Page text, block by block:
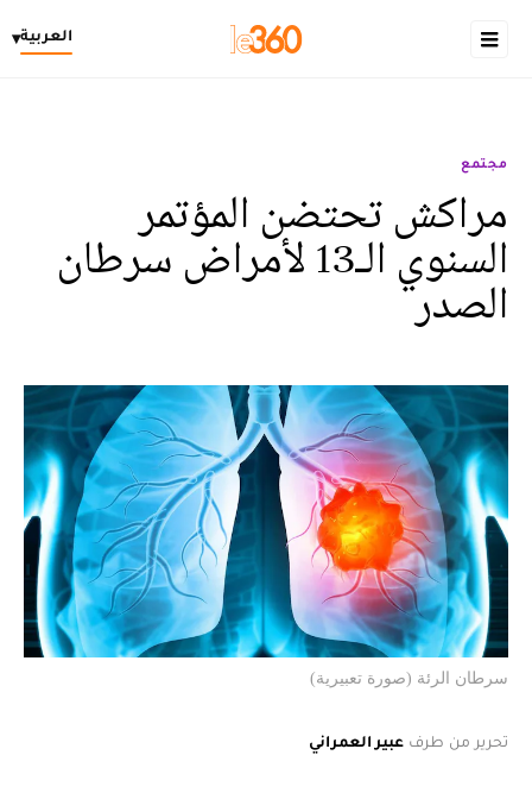
العربية▾
مجتمع
مراكش تحتضن المؤتمر
السنوي الـ13 لأمراض سرطان
الصدر
سرطان الرئة (صورة تعبيرية)
تحرير من طرف عبير العمراني